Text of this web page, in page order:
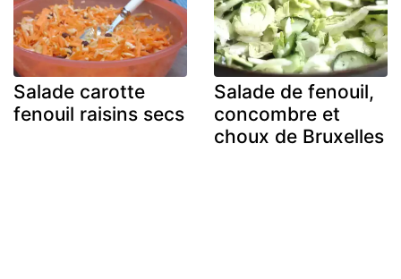
Salade carotte
fenouil raisins secs
Salade de fenouil,
concombre et
choux de Bruxelles